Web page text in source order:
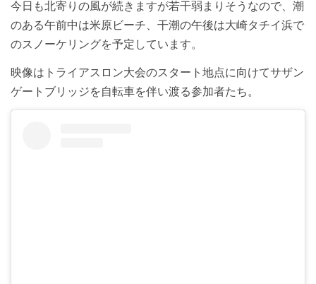
今日も北寄りの風が続きますが若干弱まりそうなので、潮
のある午前中は米原ビーチ、干潮の午後は大崎タチイ浜で
のスノーケリングを予定しています。
映像はトライアスロン大会のスタート地点に向けてサザン
ゲートブリッジを自転車を伴い渡る参加者たち。